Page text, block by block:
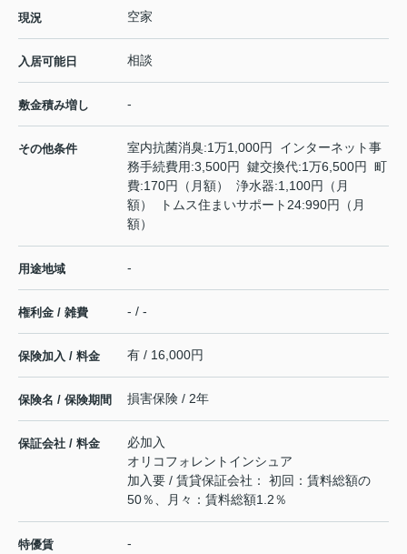
現況 空家
入居可能日 相談
敷金積み増し -
その他条件
室内抗菌消臭:1万1,000円 インターネット事
務手続費用:3,500円 鍵交換代:1万6,500円 町
費:170円（月額） 浄水器:1,100円（月
額） トムス住まいサポート24:990円（月
額）
用途地域 -
権利金 / 雑費 - / -
保険加入 / 料金 有 / 16,000円
保険名 / 保険期間 損害保険 / 2年
保証会社 / 料金
必加入
オリコフォレントインシュア
加入要 / 賃貸保証会社： 初回：賃料総額の
50％、月々：賃料総額1.2％
特優賃 -